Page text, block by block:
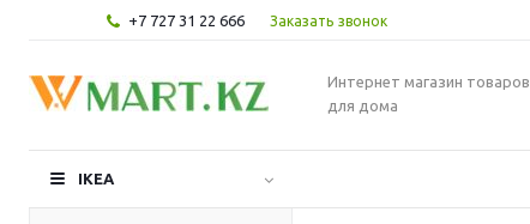
+7 727 31 22 666 Заказать звонок
Интернет магазин товаров
для дома
IKEA